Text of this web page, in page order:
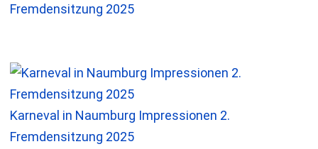
Fremdensitzung 2025
Karneval in Naumburg Impressionen 2.
Fremdensitzung 2025